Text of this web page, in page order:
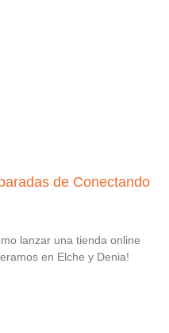
de Conectando
lanzar una tienda online
en Elche y Denia!